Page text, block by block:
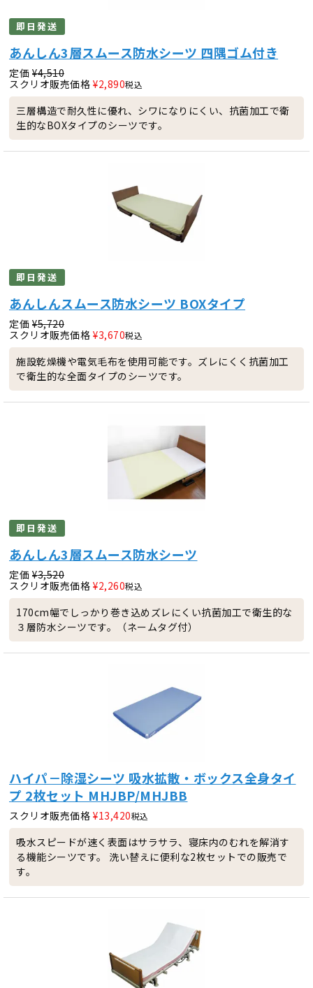
即日発送
あんしん3層スムース防水シーツ 四隅ゴム付き
定価 ¥4,510
スクリオ販売価格 ¥2,890税込
三層構造で耐久性に優れ、シワになりにくい、抗菌加工で衛
生的なBOXタイプのシーツです。
即日発送
あんしんスムース防水シーツ BOXタイプ
定価 ¥5,720
スクリオ販売価格 ¥3,670税込
施設乾燥機や電気毛布を使用可能です。ズレにくく抗菌加工
で衛生的な全面タイプのシーツです。
即日発送
あんしん3層スムース防水シーツ
定価 ¥3,520
スクリオ販売価格 ¥2,260税込
170cm幅でしっかり巻き込めズレにくい抗菌加工で衛生的な
３層防水シーツです。（ネームタグ付）
ハイパ－除湿シーツ 吸水拡散・ボックス全身タイ
プ 2枚セット MHJBP/MHJBB
スクリオ販売価格 ¥13,420税込
吸水スピードが速く表面はサラサラ、寝床内のむれを解消す
る機能シーツです。 洗い替えに便利な2枚セットでの販売で
す。